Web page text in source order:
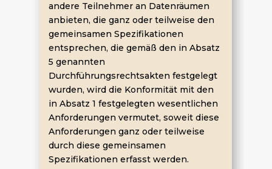
andere Teilnehmer an Datenräumen
anbieten, die ganz oder teilweise den
gemeinsamen Spezifikationen
entsprechen, die gemäß den in Absatz
5 genannten
Durchführungsrechtsakten festgelegt
wurden, wird die Konformität mit den
in Absatz 1 festgelegten wesentlichen
Anforderungen vermutet, soweit diese
Anforderungen ganz oder teilweise
durch diese gemeinsamen
Spezifikationen erfasst werden.